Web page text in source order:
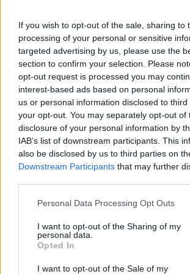
If you wish to opt-out of the sale, sharing to
processing of your personal or sensitive
targeted advertising by us, please use the
section to confirm your selection. Please
opt-out request is processed you may
interest-based ads based on personal
us or personal information disclosed to
your opt-out. You may separately opt-out of
disclosure of your personal information by
IAB’s list of downstream participants. This
also be disclosed by us to third parties on
Downstream Participants that may further
Personal Data Processing Opt Outs
I want to opt-out of the Sharing of my
personal data.
Opted In
I want to opt-out of the Sale of my
Leggi l'articolo:
Mauro Porcini: “Viviamo in un mondo
anni fa, l’ottimismo è una realtà
ADV